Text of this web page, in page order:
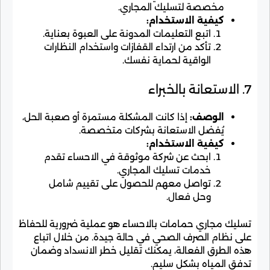
مخصصة لتسليك المجاري.
كيفية الاستخدام:
اتبع التعليمات المدونة على العبوة بعناية.
تأكد من ارتداء القفازات واستخدام النظارات
الواقية لحماية نفسك.
7. الاستعانة بالخبراء
الوصف: إذا كانت المشكلة مستمرة أو صعبة الحل،
يُفضل الاستعانة بشركات متخصصة.
كيفية الاستخدام:
ابحث عن شركة موثوقة في الاحساء تقدم
خدمات تسليك المجاري.
تواصل معهم للحصول على تقييم شامل
وحل فعال.
تسليك مجاري حمامات بالاحساء هو عملية ضرورية للحفاظ
على نظام الصرف الصحي في حالة جيدة. من خلال اتباع
هذه الطرق الفعالة، يمكنك تقليل خطر الانسداد وضمان
تدفق المياه بشكل سليم.